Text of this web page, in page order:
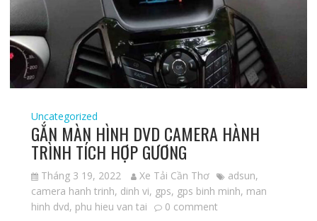
Uncategorized
GẮN MÀN HÌNH DVD CAMERA HÀNH
TRÌNH TÍCH HỢP GƯƠNG
Tháng 3 19, 2022 Xe Tải Cần Thơ adsun,
camera hanh trinh, dinh vi, gps, gps binh minh, man
hinh dvd, phu hieu van tai 0 comment